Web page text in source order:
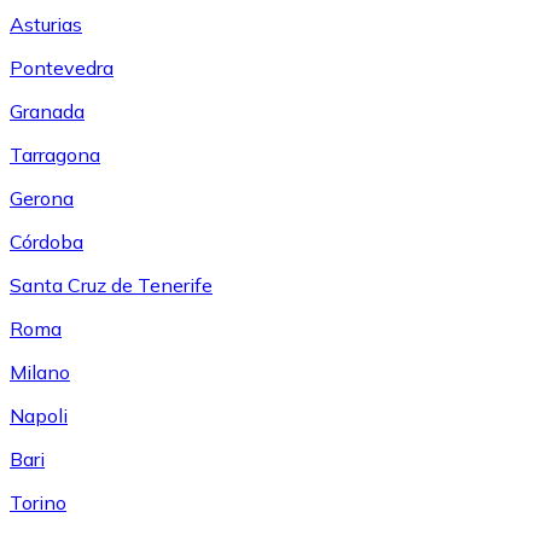
Asturias
Pontevedra
Granada
Tarragona
Gerona
Córdoba
Santa Cruz de Tenerife
Roma
Milano
Napoli
Bari
Torino